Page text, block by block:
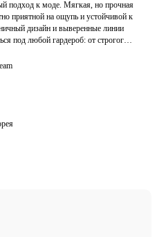
подход к моде. Мягкая, но прочная
приятной на ощупь и устойчивой к
дизайн и выверенные линии
под любой гардероб: от строгого
а ставит в нем элегантную точку,